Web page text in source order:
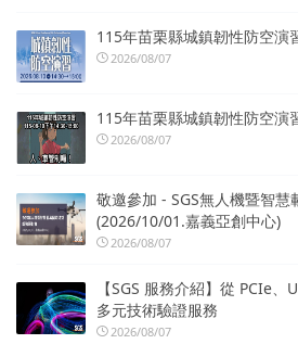
115年苗栗縣城鎮韌性防空演
2026/08/07
115年苗栗縣城鎮韌性防空演
2026/08/07
敬邀參加 - SGS無人機暨智
(2026/10/01.嘉義亞創中心)
2026/08/07
【SGS 服務介紹】從 PCIe
多元技術驗證服務
2026/08/07